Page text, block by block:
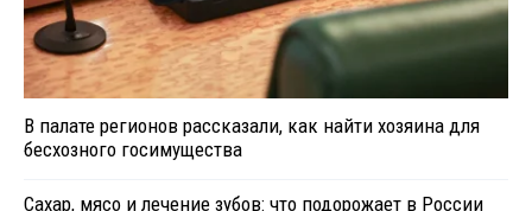
В палате регионов рассказали, как найти хозяина для
бесхозного госимущества
Сахар, мясо и лечение зубов: что подорожает в России